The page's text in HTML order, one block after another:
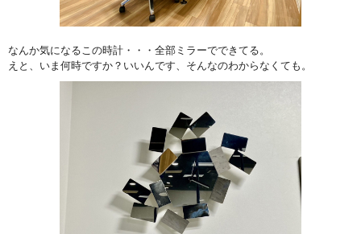
なんか気になるこの時計・・・全部ミラーでできてる。
えと、いま何時ですか？いいんです、そんなのわからなくても。